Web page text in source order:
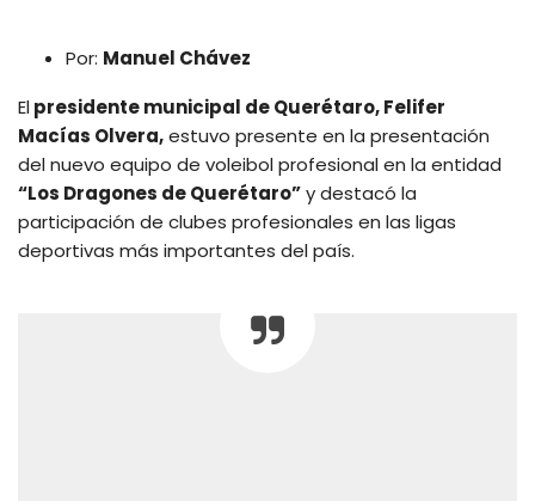
Por: Manuel Chávez
Elpresidente municipal de Querétaro, Felifer
Macías Olvera,estuvo presente en la presentación
del nuevo equipo de voleibol profesional en la entidad
“Los Dragones de Querétaro”y destacó la
participación de clubes profesionales en las ligas
deportivas más importantes del país.